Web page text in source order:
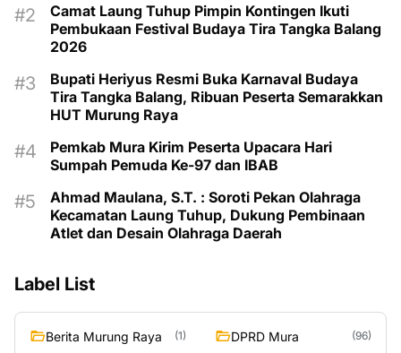
Camat Laung Tuhup Pimpin Kontingen Ikuti
Pembukaan Festival Budaya Tira Tangka Balang
2026
Bupati Heriyus Resmi Buka Karnaval Budaya
Tira Tangka Balang, Ribuan Peserta Semarakkan
HUT Murung Raya
Pemkab Mura Kirim Peserta Upacara Hari
Sumpah Pemuda Ke-97 dan IBAB
Ahmad Maulana, S.T. : Soroti Pekan Olahraga
Kecamatan Laung Tuhup, Dukung Pembinaan
Atlet dan Desain Olahraga Daerah
Label List
Berita Murung Raya (1) DPRD Mura (96)